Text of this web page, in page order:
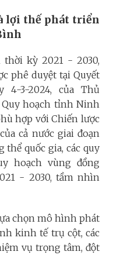
lợi thế phát triển
kỳ 2021 - 2030,
phê duyệt tại Quyết
4-3-2024, của Thủ
hoạch tỉnh Ninh
hợp với Chiến lược
cả nước giai đoạn
thể quốc gia, các quy
hoạch vùng đồng
- 2030, tầm nhìn
chọn mô hình phát
kinh tế trụ cột, các
vụ trọng tâm, đột